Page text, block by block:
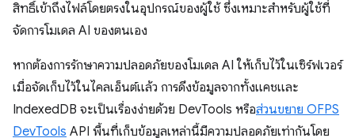
สิทธิ์เข้าถึงไฟล์โดยตรงในอุปกรณ์ของผู้ใช้ ซึ่งเหมาะสำหรับผู้ใช้ที่
จัดการโมเดล AI ของตนเอง
หากต้องการรักษาความปลอดภัยของโมเดล AI ให้เก็บไว้ในเซิร์ฟเวอร์
เมื่อจัดเก็บไว้ในไคลเอ็นต์แล้ว การดึงข้อมูลจากทั้งแคชและ
IndexedDB จะเป็นเรื่องง่ายด้วย DevTools หรือส่วนขยาย OFPS
DevTools API พื้นที่เก็บข้อมูลเหล่านี้มีความปลอดภัยเท่ากันโดย